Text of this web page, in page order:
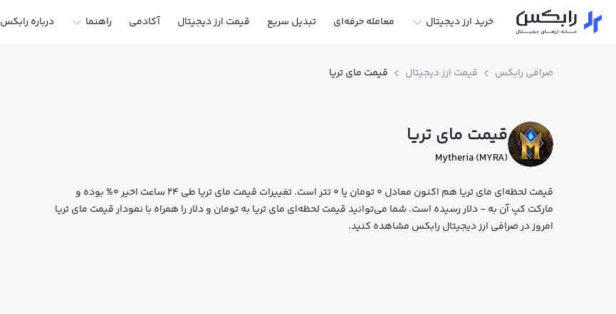
خرید ارز دیجیتال معامله حرفه‌ای تبدیل سریع قیمت ارز دیجیتال آکادمی راهنما درباره رابکس
صرافی رابکس قیمت ارز دیجیتال قیمت مای تریا
قیمت مای تریا
Mytheria (MYRA)
قیمت لحظه‌ای مای تریا هم اکنون معادل 0 تومان یا 0 تتر است. تغییرات قیمت مای تریا طی 24 ساعت اخیر 0% بوده و
مارکت کپ آن به - دلار رسیده است. شما می‌توانید قیمت لحظه‌ای مای تریا به تومان و دلار را همراه با نمودار قیمت مای تریا
امروز در صرافی ارز دیجیتال رابکس مشاهده کنید.